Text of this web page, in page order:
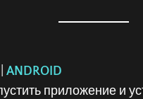
|ANDROID
приложение и